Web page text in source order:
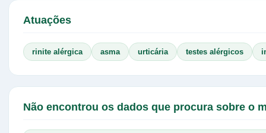
Atuações
rinite alérgica asma urticária testes alérgicos
Não encontrou os dados que procura sobre o